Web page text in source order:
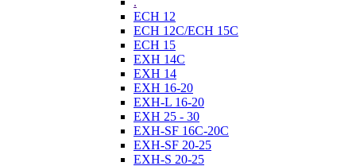
ECH 12
ECH 12C/ECH 15C
ECH 15
EXH 14C
EXH 14
EXH 16-20
EXH-L 16-20
EXH 25 - 30
EXH-SF 16C-20C
EXH-SF 20-25
EXH-S 20-25